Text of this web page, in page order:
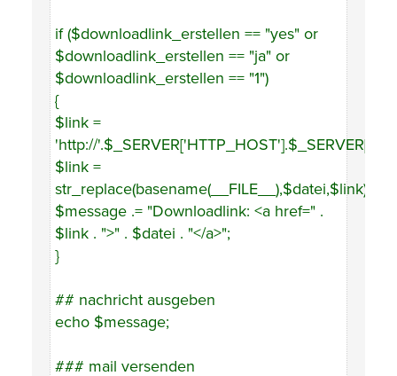
if ($downloadlink_erstellen == "yes" or
$downloadlink_erstellen == "ja" or
$downloadlink_erstellen == "1")
{
$link =
'http://
$link =
str_replace(basename(__FILE__),$datei,$link);
$message .= "Downloadlink: <a href=" .
$link . ">" . $datei . "</a>";
}
## nachricht ausgeben
echo $message;
### mail versenden